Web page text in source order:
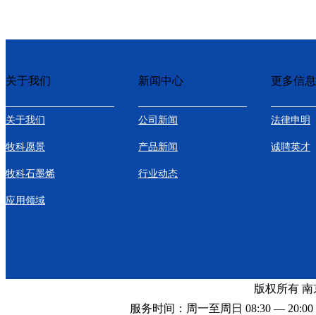
关于我们 新闻中心 更多信息
关于我们
牧科愿景
牧科石墨烯
应用领域
公司新闻
产品新闻
行业动态
法律申明
诚聘英才
版权所有
服务时间：周一至周日 08:30 —